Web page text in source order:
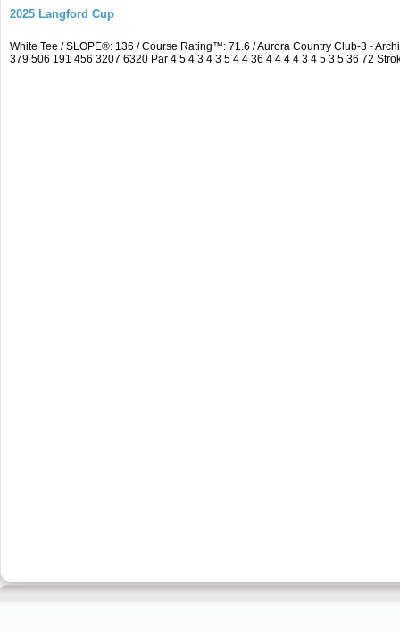
2025 Langford Cup
White Tee / SLOPE®: 136 / Course Rating™: 71.6 / Aurora Country Club-3 -
379 506 191 456 3207 6320 Par 4 5 4 3 4 3 5 4 4 36 4 4 4 4 3 4 5 3 5 36 72